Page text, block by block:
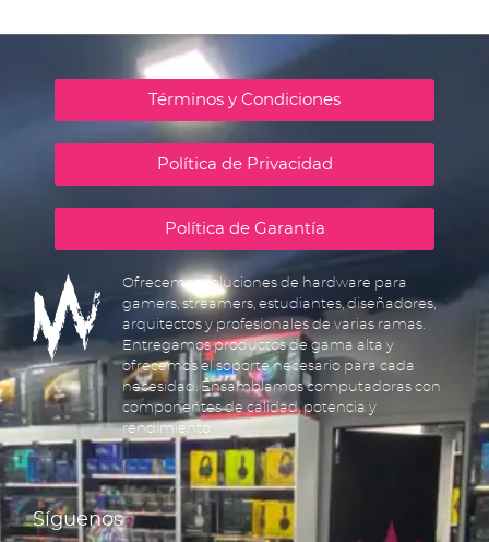
Términos y Condiciones
Política de Privacidad
Política de Garantía
Ofrecemos soluciones de hardware para
gamers, streamers, estudiantes, diseñadores,
arquitectos y profesionales de varias ramas.
Entregamos productos de gama alta y
ofrecemos el soporte necesario para cada
necesidad. Ensamblamos computadoras con
componentes de calidad, potencia y
rendimiento.
Síguenos